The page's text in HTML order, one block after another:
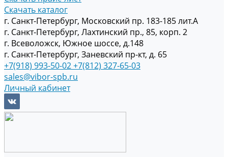
Скачать каталог
г. Санкт-Петербург, Московский пр. 183-185 лит.А
г. Санкт-Петербург, Лахтинский пр., 85, корп. 2
г. Всеволожск, Южное шоссе, д.148
г. Санкт-Петербург, Заневский пр-кт, д. 65
+7(918) 993-50-02+7(812) 327-65-03
sales@vibor-spb.ru
Личный кабинет